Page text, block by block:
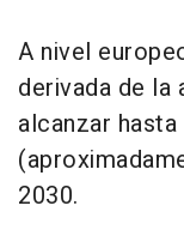
A nivel
derivada de
alcanzar
2030.